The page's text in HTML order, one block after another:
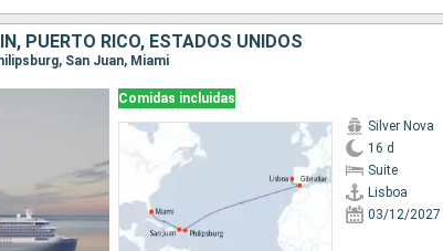
PUERTO RICO, ESTADOS UNIDOS
San Juan, Miami
Comidas incluidas
Silver Nova
16 d
Suite
Lisboa
03/12/2027